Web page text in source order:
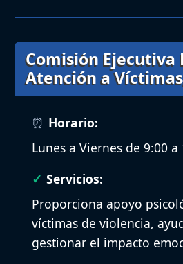
Comisión Ejecutiva
Atención a
Horario:
Lunes a Viernes de 9:00 a
Servicios:
Proporciona apoyo
víctimas de violencia,
gestionar el impacto